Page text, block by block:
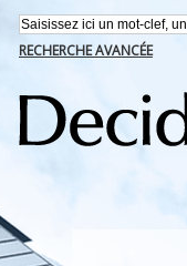
RECHERCHE AVANCÉE